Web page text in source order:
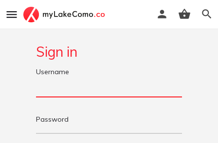
Sign in
Username
Password